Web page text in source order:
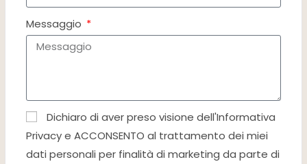
Messaggio
Dichiaro di aver preso visione dell'Informativa
Privacy e ACCONSENTO al trattamento dei miei
dati personali per finalità di marketing da parte di